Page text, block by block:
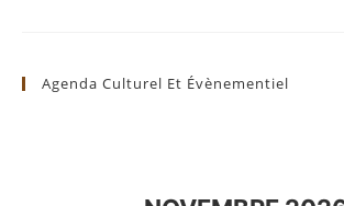
Agenda Culturel Et Évènementiel